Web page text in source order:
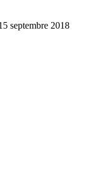
septembre 2018